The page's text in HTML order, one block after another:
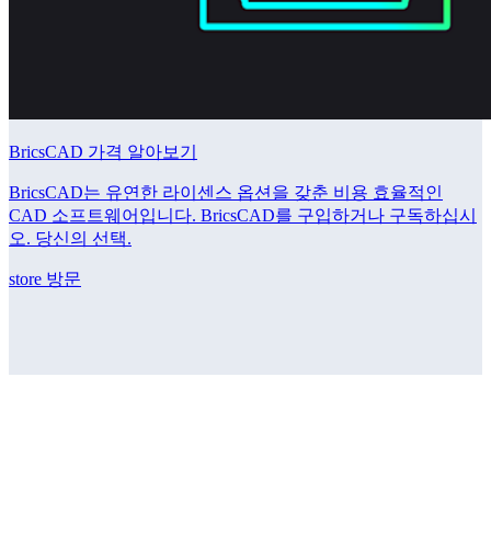
BricsCAD 가격 알아보기
BricsCAD는 유연한 라이센스 옵션을 갖춘 비용 효율적인
CAD 소프트웨어입니다. BricsCAD를 구입하거나 구독하십시
오. 당신의 선택.
store 방문